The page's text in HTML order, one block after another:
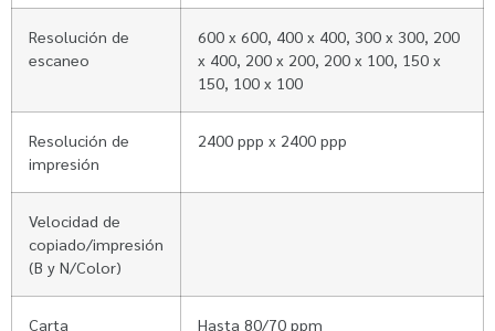
Resolución de
escaneo
600 x 600, 400 x 400, 300 x 300, 200
x 400, 200 x 200, 200 x 100, 150 x
150, 100 x 100
Resolución de
impresión
2400 ppp x 2400 ppp
Velocidad de
copiado/impresión
(B y N/Color)
Carta Hasta 80/70 ppm